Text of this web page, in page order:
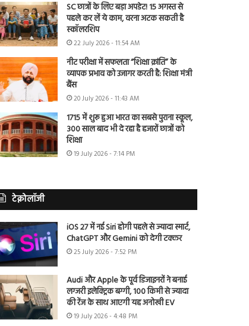
SC छात्रों के लिए बड़ा अपडेट! 15 अगस्त से
पहले कर लें ये काम, वरना अटक सकती है
स्कॉलरशिप
22 July 2026 - 11:54 AM
नीट परीक्षा में सफलता “शिक्षा क्रांति” के
व्यापक प्रभाव को उजागर करती है: शिक्षा मंत्री
बैंस
20 July 2026 - 11:43 AM
1715 में शुरू हुआ भारत का सबसे पुराना स्कूल,
300 साल बाद भी दे रहा है हजारों छात्रों को
शिक्षा
19 July 2026 - 7:14 PM
टेक्नोलॉजी
iOS 27 में नई Siri होगी पहले से ज्यादा स्मार्ट,
ChatGPT और Gemini को देगी टक्कर
25 July 2026 - 7:52 PM
Audi और Apple के पूर्व डिजाइनरों ने बनाई
लग्जरी इलेक्ट्रिक बग्गी, 100 किमी से ज्यादा
की रेंज के साथ आएगी यह अनोखी EV
19 July 2026 - 4:48 PM